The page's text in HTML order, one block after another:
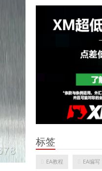
标签
EA教程 EA编写